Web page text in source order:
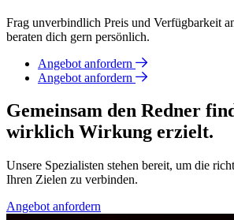
Frag unverbindlich Preis und Verfügbarkeit
beraten dich gern persönlich.
Angebot anfordern
Angebot anfordern
Gemeinsam den Redner
wirklich Wirkung erzielt.
Unsere Spezialisten stehen bereit, um die
Ihren Zielen zu verbinden.
Angebot anfordern